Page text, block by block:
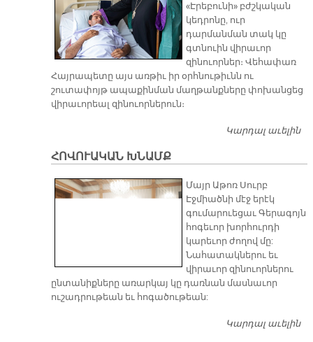
«Էրեբունի» բժշկական
կեդրոնը, ուր
դարմանման տակ կը
գտնուին վիրաւոր
զինուորներ։ Վեհափառ
Հայրապետը այս առթիւ իր օրհնութիւնն ու
շուտափոյթ ապաքինման մաղթանքները փոխանցեց
վիրաւորեալ զինուորներուն։
Կարդալ աւելին
ՀՈՎՈՒԱԿԱՆ ԽՆԱՄՔ
Մայր Աթոռ Սուրբ
Էջմիածնի մէջ երէկ
գումարուեցաւ Գերագոյն
հոգեւոր խորհուրդի
կարեւոր ժողով մը:
Նահատակներու եւ
վիրաւոր զինուորներու
ընտանիքները առարկայ կը դառնան մասնաւոր
ուշադրութեան եւ հոգածութեան:
Կարդալ աւելին